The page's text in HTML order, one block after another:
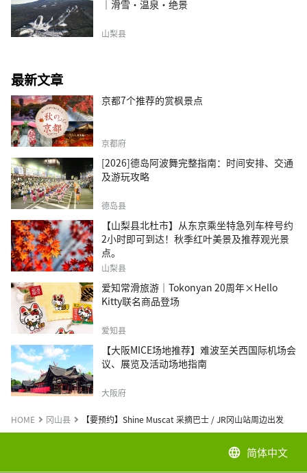
｜滑雪・温泉・绝景
山梨县
最新文章
京都7个推荐的赏枫景点
京都府
[2026]德岛阿波舞完整指南：时间安排、交通
及游玩攻略
德岛县
【山梨县北杜市】从东京乘坐特急列车梓号约
2小时即可到达！秋季红叶美景及推荐观光景
点。
山梨县
爱知常滑旅游｜Tokonyan 20周年×Hello
Kitty联名商品登场
爱知县
【大阪MICE场地推荐】难波至关西国际机场会
议、展览及活动场地指南
大阪府
HOME 冈山县 【要预约】Shine Muscat 采摘巴士 / JR冈山站周边出发
language 简体中文